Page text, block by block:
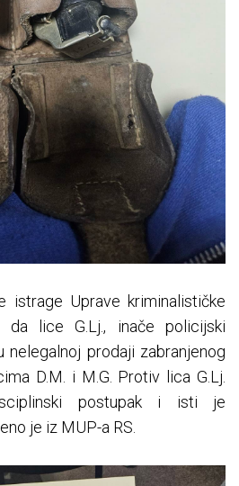
istrage Uprave kriminalističke
da lice G.Lj., inače policijski
nelegalnoj prodaji zabranjenog
D.M. i M.G. Protiv lica G.Lj.
postupak i isti je
je iz MUP-a RS.